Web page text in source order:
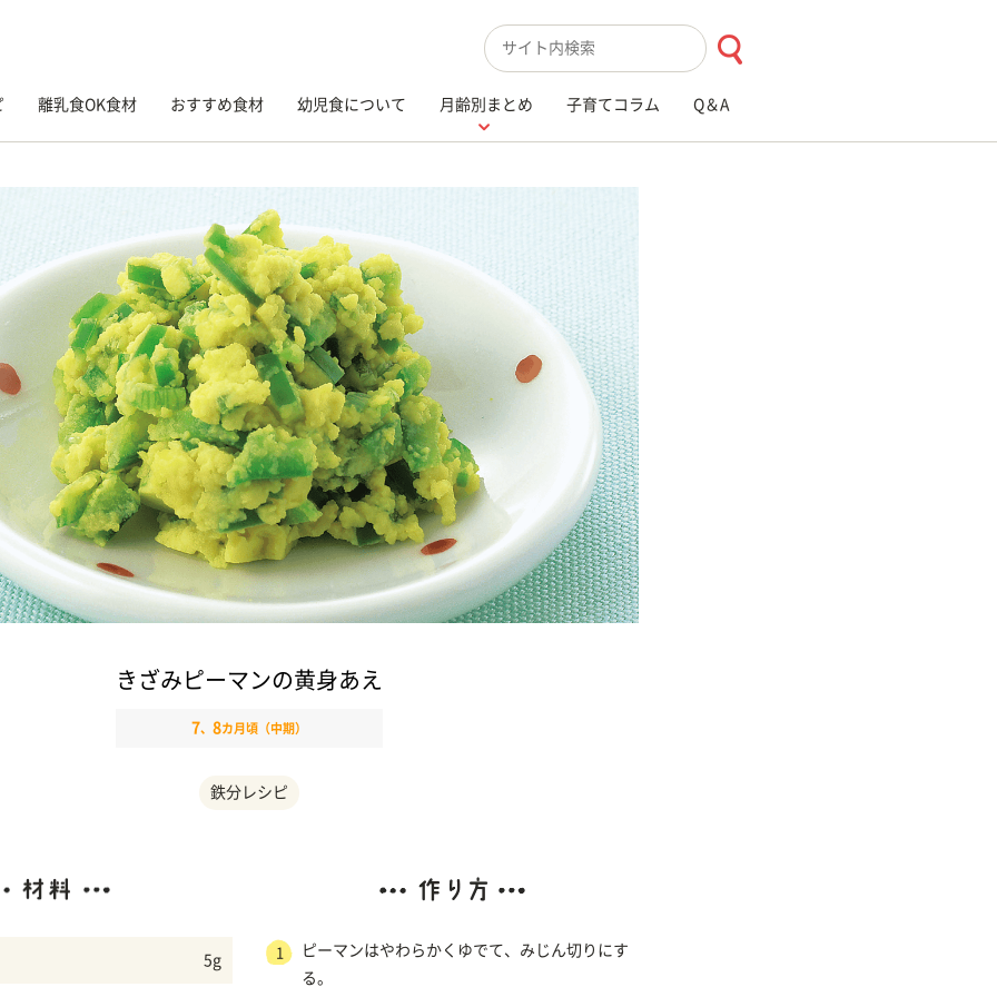
検索キーワード入力
離乳食OK食材 おすすめ食材 幼児食について 月齢別まとめ 子育てコラム Q＆A
きざみピーマンの黄身あえ
7、 8カ月頃（中期）
鉄分レシピ
5g 1
ピーマンはやわらかくゆでて、みじん切りにす
る。